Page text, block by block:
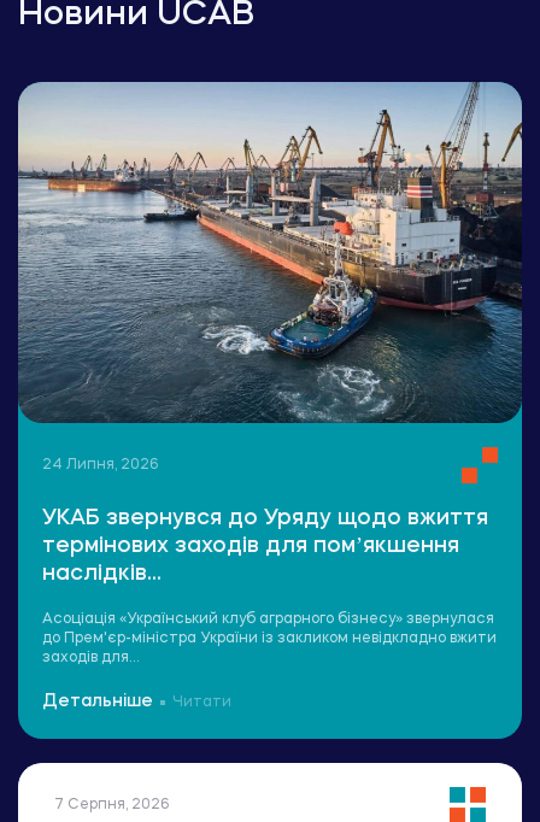
Новини UCAB
24 Липня, 2026
УКАБ звернувся до Уряду щодо вжиття
термінових заходів для помʼякшення
наслідків...
Асоціація «Український клуб аграрного бізнесу» звернулася
до Прем'єр-міністра України із закликом невідкладно вжити
заходів для...
Детальніше Читати
7 Серпня, 2026